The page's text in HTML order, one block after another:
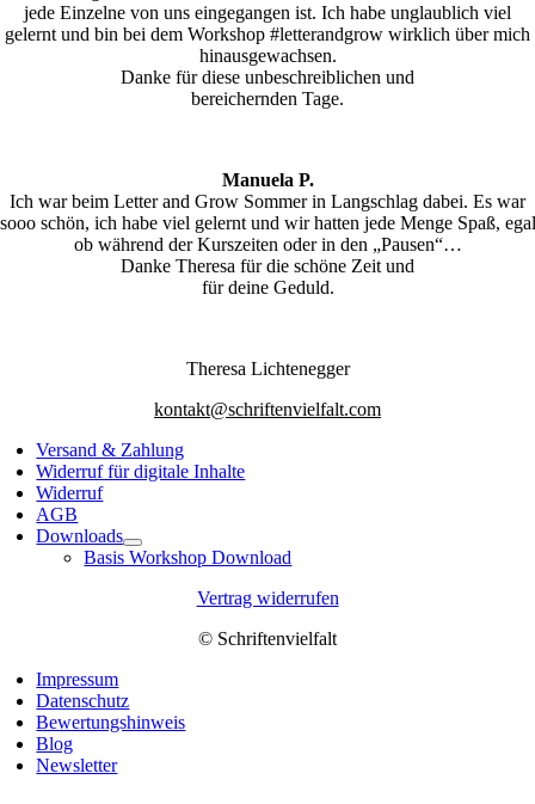
jede Einzelne von uns eingegangen ist. Ich habe unglaublich viel
gelernt und bin bei dem Workshop #letterandgrow wirklich über mich
hinausgewachsen.
Danke für diese unbeschreiblichen und
bereichernden Tage.
Manuela P.
Ich war beim Letter and Grow Sommer in Langschlag dabei. Es war
sooo schön, ich habe viel gelernt und wir hatten jede Menge Spaß, egal
ob während der Kurszeiten oder in den „Pausen“…
Danke Theresa für die schöne Zeit und
für deine Geduld.
Theresa Lichtenegger
kontakt@schriftenvielfalt.com
Versand & Zahlung
Widerruf für digitale Inhalte
Widerruf
AGB
Downloads
Basis Workshop Download
Vertrag widerrufen
© Schriftenvielfalt
Impressum
Datenschutz
Bewertungshinweis
Blog
Newsletter